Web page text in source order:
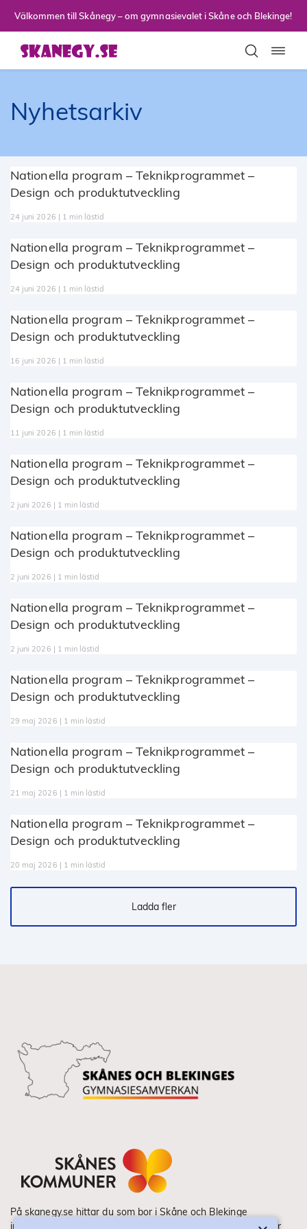
Välkommen till Skånegy – om gymnasievalet i Skåne och Blekinge!
Nyhetsarkiv
Nationella program – Teknikprogrammet –
Design och produktutveckling
24 juni 2026 | 1 min lästid
Nationella program – Teknikprogrammet –
Design och produktutveckling
24 juni 2026 | 1 min lästid
Nationella program – Teknikprogrammet –
Design och produktutveckling
16 juni 2026 | 1 min lästid
Nationella program – Teknikprogrammet –
Design och produktutveckling
11 juni 2026 | 1 min lästid
Nationella program – Teknikprogrammet –
Design och produktutveckling
2 juni 2026 | 1 min lästid
Nationella program – Teknikprogrammet –
Design och produktutveckling
2 juni 2026 | 1 min lästid
Nationella program – Teknikprogrammet –
Design och produktutveckling
2 juni 2026 | 1 min lästid
Nationella program – Teknikprogrammet –
Design och produktutveckling
29 maj 2026 | 1 min lästid
Nationella program – Teknikprogrammet –
Design och produktutveckling
21 maj 2026 | 1 min lästid
Nationella program – Teknikprogrammet –
Design och produktutveckling
20 maj 2026 | 1 min lästid
Ladda fler
På skanegy.se hittar du som bor i Skåne och Blekinge
information om ditt gymnasieval. Här ser du vilka utbildningar